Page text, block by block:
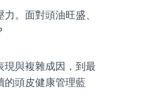
。面對頭油旺盛、
與複雜成因，到最
的頭皮健康管理藍